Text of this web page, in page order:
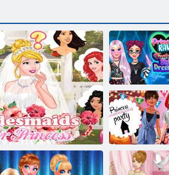
ﺱﺎﺒﻠﻟﺍﻭ ﻥﺎﻳﺬﻬﻟﺍ
ﺕﺍﺮﻴﻣﻷ ﺍ ءﺎﻳﺯﺃ